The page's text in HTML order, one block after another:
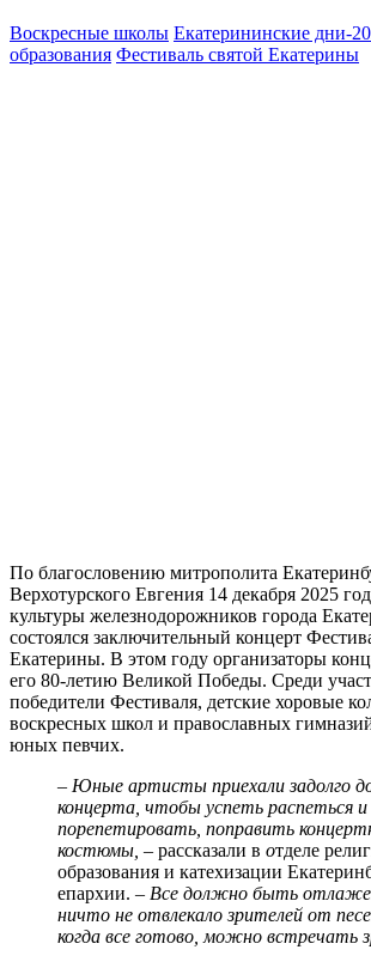
Воскресные школы Екатерининские дни-
образования Фестиваль святой Екатерины
По благословению митрополита
Верхотурского Евгения 14 декабря 2025
культуры железнодорожников города
состоялся заключительный концерт
Екатерины. В этом году организаторы
его 80-летию Великой Победы. Среди
победители Фестиваля, детские хоровые
воскресных школ и православных
юных певчих.
– Юные артисты приехали задолго
концерта, чтобы успеть распеться и
порепетировать, поправить
костюмы, – рассказали в отделе
образования и катехизации
епархии. – Все должно быть
ничто не отвлекало зрителей от
когда все готово, можно встречать